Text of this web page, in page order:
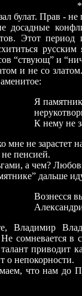
булат. Прав - не
Этот
“ствующ” и
не со златом.
себе
не зарастет
пенсией.
а чем?
дальше
он
Владимир
сомневается в
приводит
о непокорности.
что нам до